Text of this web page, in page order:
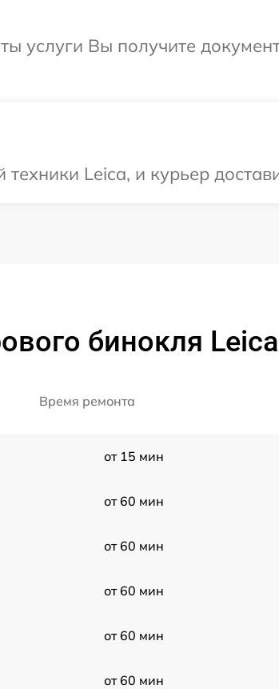
услуги Вы получите
Leica, и курьер
бинокля
Время ремонта
от 15 мин
от 60 мин
от 60 мин
от 60 мин
от 60 мин
от 60 мин